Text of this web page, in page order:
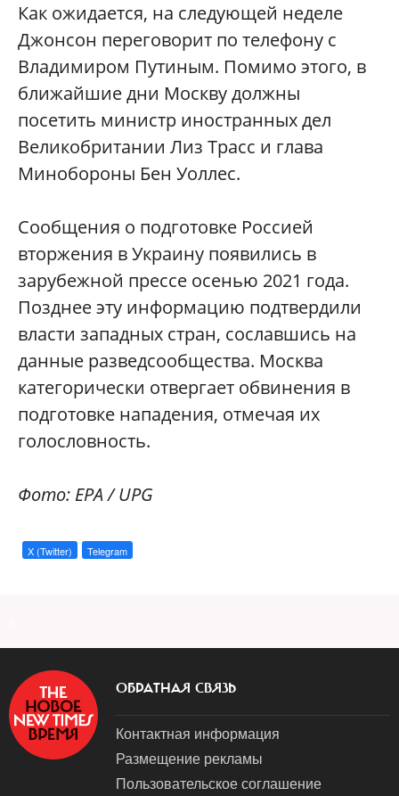
Как ожидается, на следующей неделе
Джонсон переговорит по телефону с
Владимиром Путиным. Помимо этого, в
ближайшие дни Москву должны
посетить министр иностранных дел
Великобритании Лиз Трасс и глава
Минобороны Бен Уоллес.
Сообщения о подготовке Россией
вторжения в Украину появились в
зарубежной прессе осенью 2021 года.
Позднее эту информацию подтвердили
власти западных стран, сославшись на
данные разведсообщества. Москва
категорически отвергает обвинения в
подготовке нападения, отмечая их
голословность.
Фото: EPA / UPG
X (Twitter) Telegram
ОБРАТНАЯ СВЯЗЬ
Контактная информация
Размещение рекламы
Пользовательское соглашение